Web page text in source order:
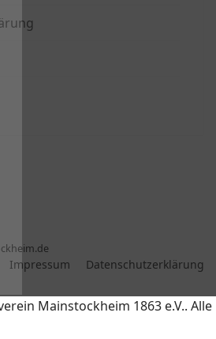
Impressum Datenschutzerklärung
Mainstockheim 1863 e.V.. Alle